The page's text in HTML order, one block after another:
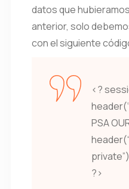
datos que
anterior, solo
con el siguiente
<?
PSA
?>